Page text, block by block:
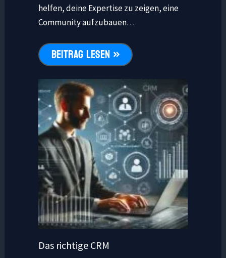
helfen, deine Expertise zu zeigen, eine
Community aufzubauen…
BEITRAG LESEN »
Das richtige CRM